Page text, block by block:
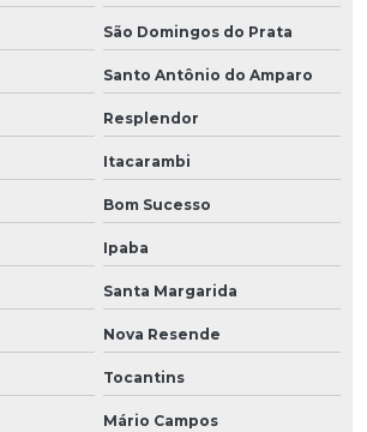
São Domingos do Prata
Santo Antônio do Amparo
Resplendor
Itacarambi
Bom Sucesso
Ipaba
Santa Margarida
Nova Resende
Tocantins
Mário Campos